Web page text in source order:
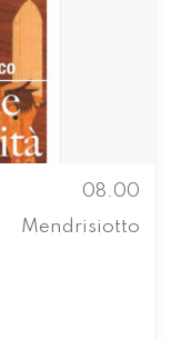
08.00
Mendrisiotto